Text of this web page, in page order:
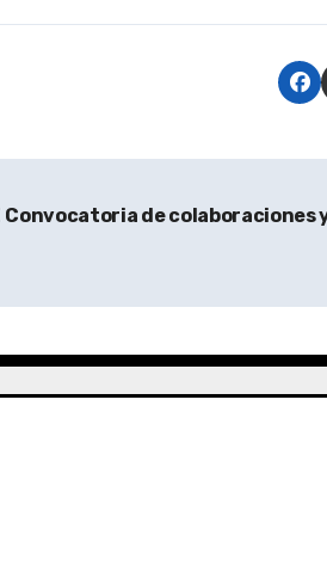
Convocatoria de colaboraciones